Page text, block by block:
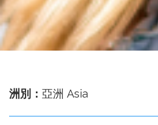
處
洲別： 亞洲 Asia